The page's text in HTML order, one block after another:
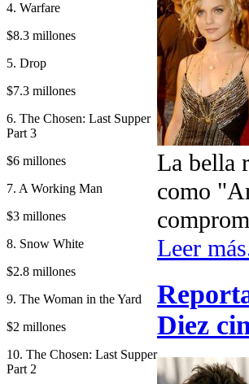
4. Warfare
$8.3 millones
5. Drop
$7.3 millones
6. The Chosen: Last Supper
Part 3
$6 millones
7. A Working Man
$3 millones
8. Snow White
$2.8 millones
9. The Woman in the Yard
$2 millones
10. The Chosen: Last Supper
Part 2
La bella
como
Leer
Diez